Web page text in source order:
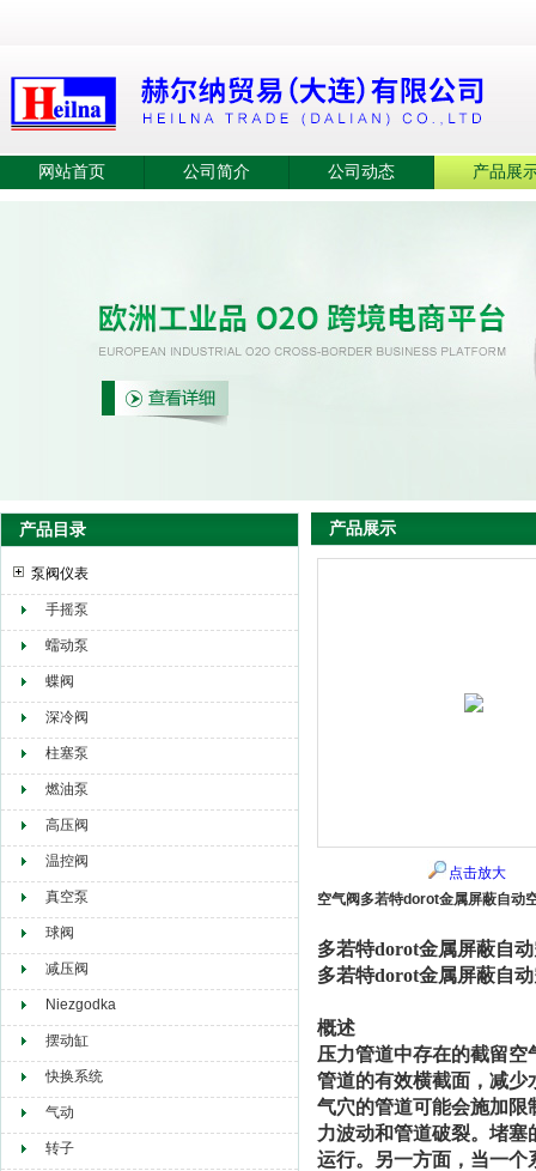
赫尔纳贸易（大连）有限公司
网站首页 公司简介 公司动态 产品展
产品目录
泵阀仪表
手摇泵
蠕动泵
蝶阀
深冷阀
柱塞泵
燃油泵
高压阀
温控阀
真空泵
球阀
减压阀
Niezgodka
摆动缸
快换系统
气动
转子
产品展示
点击放大
空气阀多若特dorot金属屏蔽自动
多若特dorot金属屏蔽自
多若特dorot金属屏蔽自
概述
压力管道中存在的截留
管道的有效横截面，减少
气穴的管道可能会施加限
力波动和管道破裂。堵
运行。另一方面，当一个